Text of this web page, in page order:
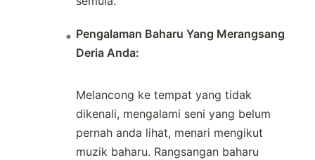
Pengalaman Baharu Yang Merangsang
Deria Anda:
Melancong ke tempat yang tidak
dikenali, mengalami seni yang belum
pernah anda lihat, menari mengikut
muzik baharu. Rangsangan baharu